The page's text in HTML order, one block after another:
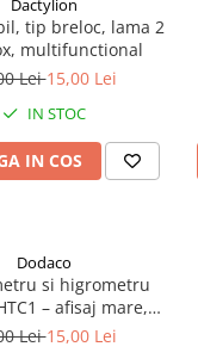
Dactylion
tip breloc, lama 2
multifunctional
Lei15,00 Lei
IN STOC
IN COS
Dodaco
si higrometru
– afisaj mare,
precisa si functii
Lei15,00 Lei